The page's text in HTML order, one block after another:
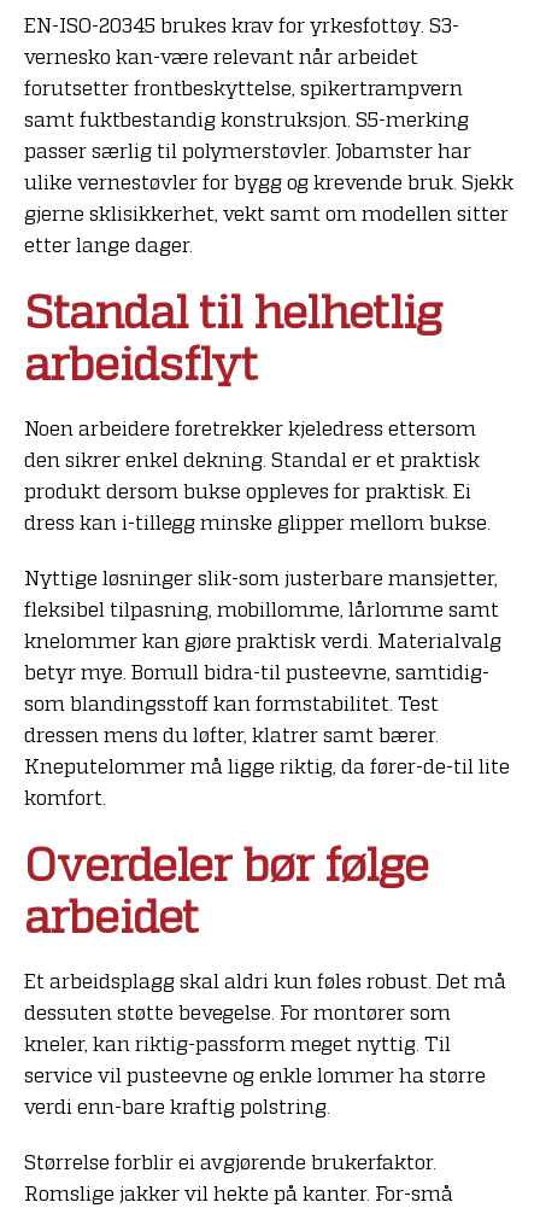
EN-ISO-20345 brukes krav for yrkesfottøy. S3-
vernesko kan-være relevant når arbeidet
forutsetter frontbeskyttelse, spikertrampvern
samt fuktbestandig konstruksjon. S5-merking
passer særlig til polymerstøvler. Jobamster har
ulike vernestøvler for bygg og krevende bruk. Sjekk
gjerne sklisikkerhet, vekt samt om modellen sitter
etter lange dager.
Standal til helhetlig
arbeidsflyt
Noen arbeidere foretrekker kjeledress ettersom
den sikrer enkel dekning. Standal er et praktisk
produkt dersom bukse oppleves for praktisk. Ei
dress kan i-tillegg minske glipper mellom bukse.
Nyttige løsninger slik-som justerbare mansjetter,
fleksibel tilpasning, mobillomme, lårlomme samt
knelommer kan gjøre praktisk verdi. Materialvalg
betyr mye. Bomull bidra-til pusteevne, samtidig-
som blandingsstoff kan formstabilitet. Test
dressen mens du løfter, klatrer samt bærer.
Kneputelommer må ligge riktig, da fører-de-til lite
komfort.
Overdeler bør følge
arbeidet
Et arbeidsplagg skal aldri kun føles robust. Det må
dessuten støtte bevegelse. For montører som
kneler, kan riktig-passform meget nyttig. Til
service vil pusteevne og enkle lommer ha større
verdi enn-bare kraftig polstring.
Størrelse forblir ei avgjørende brukerfaktor.
Romslige jakker vil hekte på kanter. For-små